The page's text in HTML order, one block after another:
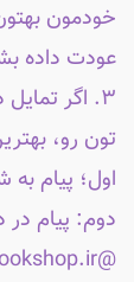
خودمون
عودت داده
۳. اگر
تون رو،
اول؛ پیام به شماره
دوم: پیام در
@madmolibookshop.ir